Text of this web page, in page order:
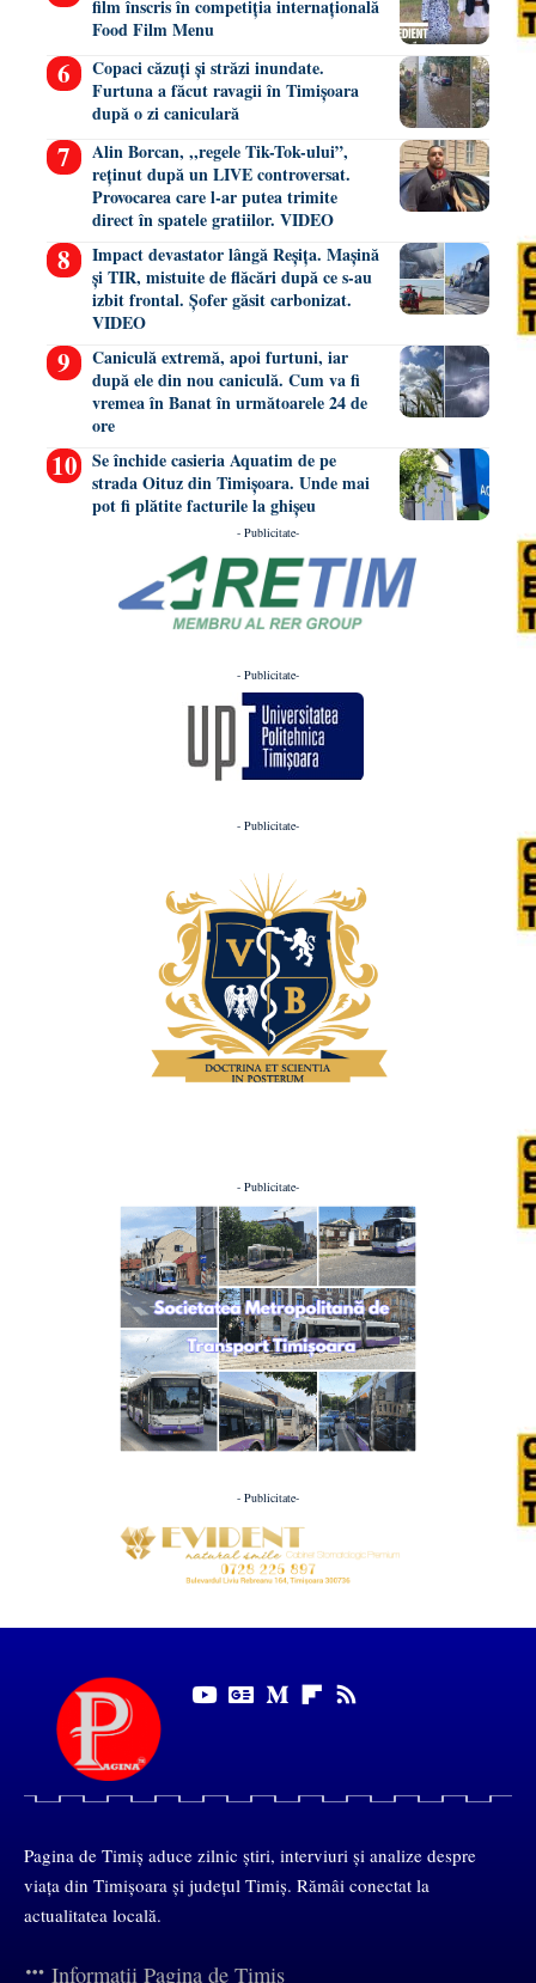
film înscris în competiția internațională
Food Film Menu
Copaci căzuți și străzi inundate.
Furtuna a făcut ravagii în Timișoara
după o zi caniculară
Alin Borcan, ,,regele Tik-Tok-ului”,
reținut după un LIVE controversat.
Provocarea care l-ar putea trimite
direct în spatele gratiilor. VIDEO
Impact devastator lângă Reșița. Mașină
și TIR, mistuite de flăcări după ce s-au
izbit frontal. Șofer găsit carbonizat.
VIDEO
Caniculă extremă, apoi furtuni, iar
după ele din nou caniculă. Cum va fi
vremea în Banat în următoarele 24 de
ore
Se închide casieria Aquatim de pe
strada Oituz din Timișoara. Unde mai
pot fi plătite facturile la ghișeu
- Publicitate-
- Publicitate-
- Publicitate-
- Publicitate-
- Publicitate-
Pagina de Timiș aduce zilnic știri, interviuri și analize despre
viața din Timișoara și județul Timiș. Rămâi conectat la
actualitatea locală.
Informații Pagina de Timiș